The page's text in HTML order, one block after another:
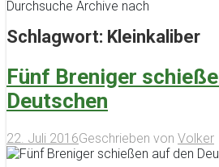
Durchsuche Archive nach
Schlagwort: Kleinkaliber
Fünf Breniger
Deutschen
22. Juli 2016Geschrieben von Volker